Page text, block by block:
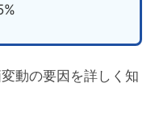
動の要因を詳しく知